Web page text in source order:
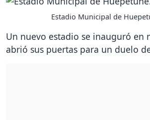
Estadio Municipal de
Un nuevo estadio se inauguró en
abrió sus puertas para un duelo